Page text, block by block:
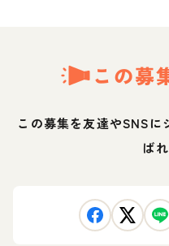
この募
この募集を友達やSNS
ば